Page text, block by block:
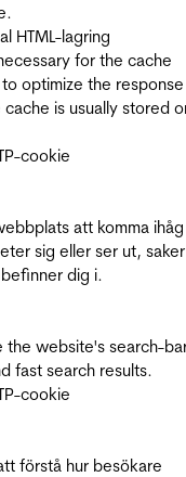
HTML-lagring
for the cache
optimize the
is usually stored
cookie
att komma ihåg
sig eller ser ut,
dig i.
the website's search-
fast search results.
cookie
förstå hur besökare